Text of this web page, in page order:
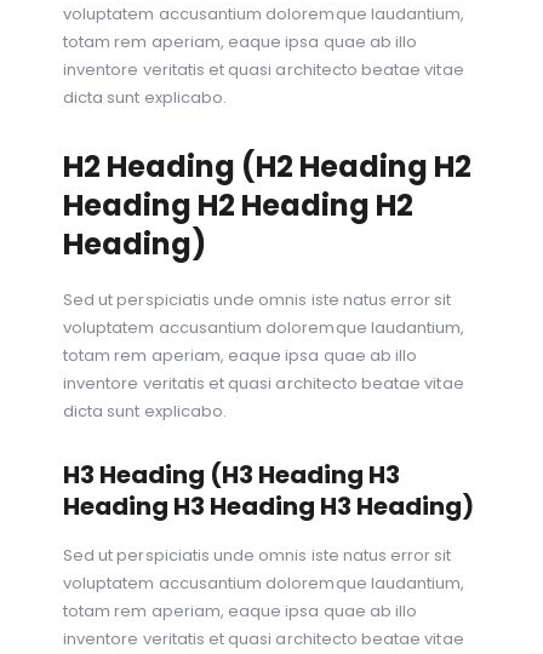
voluptatem accusantium doloremque laudantium,
totam rem aperiam, eaque ipsa quae ab illo
inventore veritatis et quasi architecto beatae vitae
dicta sunt explicabo.
H2 Heading (H2 Heading H2
Heading H2 Heading H2
Heading)
Sed ut perspiciatis unde omnis iste natus error sit
voluptatem accusantium doloremque laudantium,
totam rem aperiam, eaque ipsa quae ab illo
inventore veritatis et quasi architecto beatae vitae
dicta sunt explicabo.
H3 Heading (H3 Heading H3
Heading H3 Heading H3 Heading)
Sed ut perspiciatis unde omnis iste natus error sit
voluptatem accusantium doloremque laudantium,
totam rem aperiam, eaque ipsa quae ab illo
inventore veritatis et quasi architecto beatae vitae